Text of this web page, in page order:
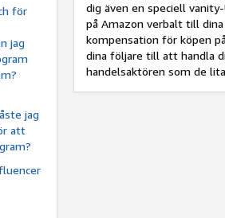
för
jag
jag
att
dig även en speciell
på Amazon verbalt till
kompensation för köpen
dina följare till att handla
handelsaktören som de